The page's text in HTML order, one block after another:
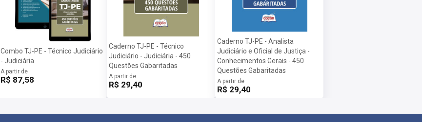
Combo TJ-PE - Técnico Judiciário
- Judiciária
A partir de
R$ 87,58
Caderno TJ-PE - Técnico
Judiciário - Judiciária - 450
Questões Gabaritadas
A partir de
R$ 29,40
Caderno TJ-PE - Analista
Judiciário e Oficial de Justiça -
Conhecimentos Gerais - 450
Questões Gabaritadas
A partir de
R$ 29,40